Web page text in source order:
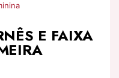
E FAIXA